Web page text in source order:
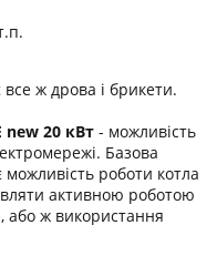
ж дрова і брикети.
new 20 кВт - можливість
Базова
можливість роботи котла
активною роботою
або ж використання